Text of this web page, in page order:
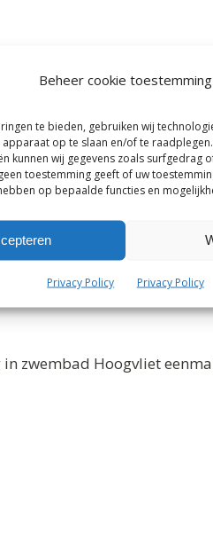
Beheer cookie toestemming
te bieden, gebruiken wij
op te slaan en/of te
kunnen wij gegevens zoals surfgedrag
toestemming geeft of uw
op bepaalde functies en
Privacy Policy Privacy Policy
in zwembad […]
zwembad Hoogvliet